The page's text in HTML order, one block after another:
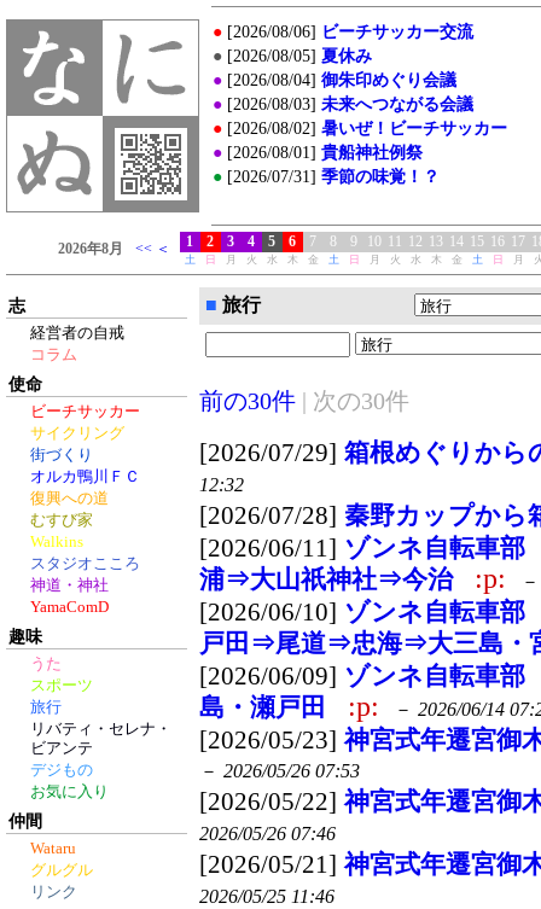
志
経営者の自戒
コラム
使命
ビーチサッカー
サイクリング
街づくり
オルカ鴨川ＦＣ
復興への道
むすび家
Walkins
スタジオこころ
神道・神社
YamaComD
趣味
うた
スポーツ
旅行
リバティ・セレナ・
ビアンテ
デジもの
お気に入り
仲間
Wataru
グルグル
リンク
■ 旅行
前の30件 次の30件
[2026/07/29] 箱根めぐりから
12:32
[2026/07/28] 秦野カップから
[2026/06/11] ゾンネ自転車
浦⇒大山祇神社⇒今治
:p:
[2026/06/10] ゾンネ自転車
戸田⇒尾道⇒忠海⇒大三島・
[2026/06/09] ゾンネ自転車
島・瀬戸田
:p: － 2026/06/14
[2026/05/23] 神宮式年遷宮
－ 2026/05/26 07:53
[2026/05/22] 神宮式年遷宮
2026/05/26 07:46
[2026/05/21] 神宮式年遷宮
2026/05/25 11:46